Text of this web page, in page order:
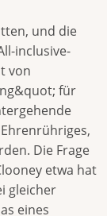
und die
inclusive-
von
für
Die Frage
etwa hat
gleicher
eines